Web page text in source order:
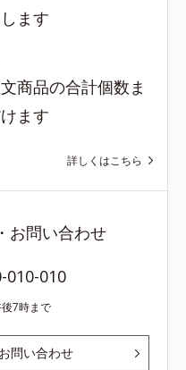
ます
商品の合計個数ま
ます
詳しくはこちら
お問い合わせ
010-010
7時まで
問い合わせ